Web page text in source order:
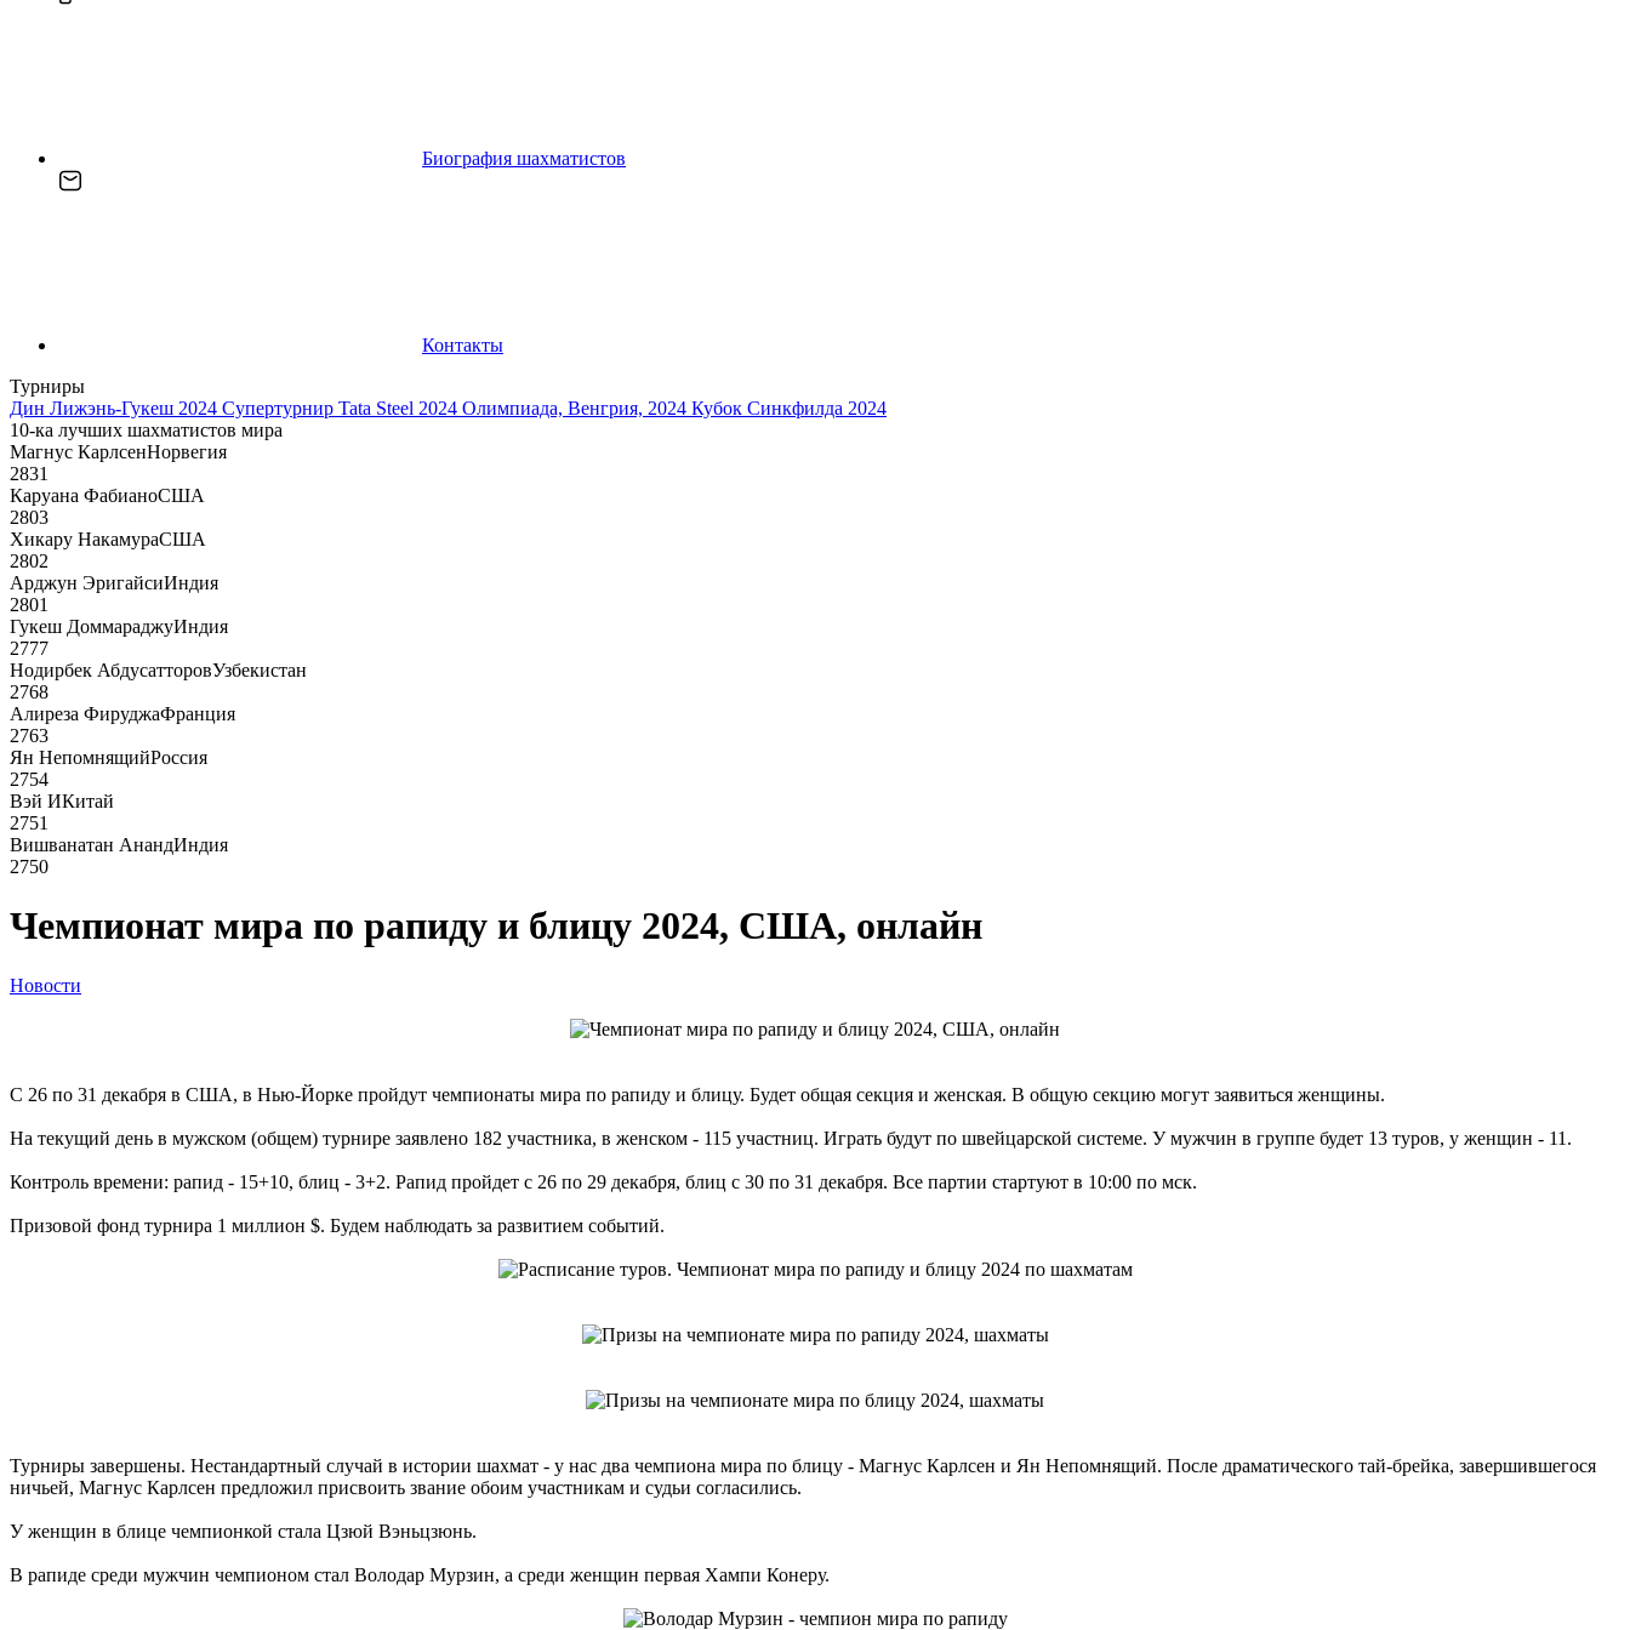
Биография шахматистов
Контакты
Турниры
Дин Лижэнь-Гукеш 2024 Супертурнир Tata Steel 2024 Олимпиада, Венгрия, 2024 Кубок Синкфилда 2024
10-ка лучших шахматистов мира
Магнус КарлсенНорвегия
2831
Каруана ФабианоСША
2803
Хикару НакамураСША
2802
Арджун ЭригайсиИндия
2801
Гукеш ДоммараджуИндия
2777
Нодирбек АбдусатторовУзбекистан
2768
Алиреза ФируджаФранция
2763
Ян НепомнящийРоссия
2754
Вэй ИКитай
2751
Вишванатан АнандИндия
2750
Чемпионат мира по рапиду и блицу 2024, США, онлайн
Новости
С 26 по 31 декабря в США, в Нью-Йорке пройдут чемпионаты мира по рапиду и блицу. Будет общая секция и женская. В общую секцию могут заявиться женщины.
На текущий день в мужском (общем) турнире заявлено 182 участника, в женском - 115 участниц. Играть будут по швейцарской системе. У мужчин в группе будет 13 туров, у женщин - 11.
Контроль времени: рапид - 15+10, блиц - 3+2. Рапид пройдет с 26 по 29 декабря, блиц с 30 по 31 декабря. Все партии стартуют в 10:00 по мск.
Призовой фонд турнира 1 миллион $. Будем наблюдать за развитием событий.
Турниры завершены. Нестандартный случай в истории шахмат - у нас два чемпиона мира по блицу - Магнус Карлсен и Ян Непомнящий. После драматического тай-брейка, завершившегося
ничьей, Магнус Карлсен предложил присвоить звание обоим участникам и судьи согласились.
У женщин в блице чемпионкой стала Цзюй Вэньцзюнь.
В рапиде среди мужчин чемпионом стал Володар Мурзин, а среди женщин первая Хампи Конеру.